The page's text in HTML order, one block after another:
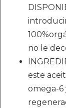
no le
este
omega-6